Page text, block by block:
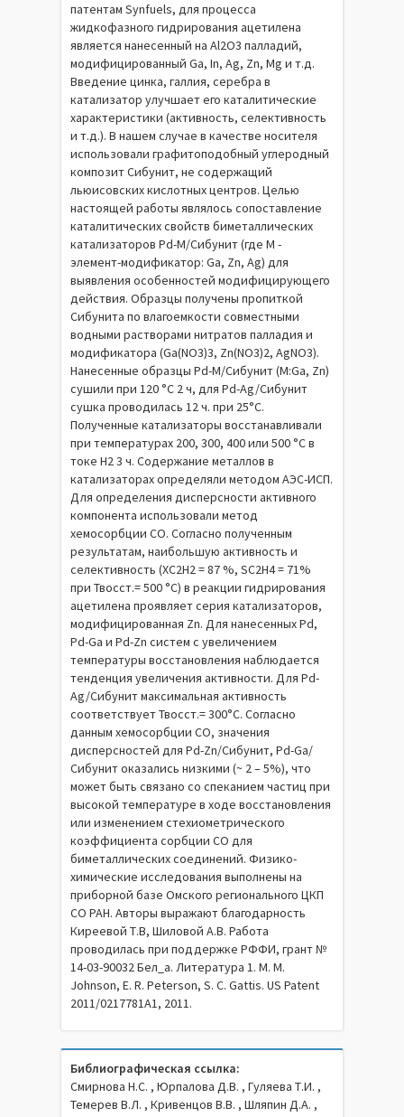
патентам Synfuels, для процесса
жидкофазного гидрирования ацетилена
является нанесенный на Al2O3 палладий,
модифицированный Ga, In, Ag, Zn, Mg и т.д.
Введение цинка, галлия, серебра в
катализатор улучшает его каталитические
характеристики (активность, селективность
и т.д.). В нашем случае в качестве носителя
использовали графитоподобный углеродный
композит Сибунит, не содержащий
льюисовских кислотных центров. Целью
настоящей работы являлось сопоставление
каталитических свойств биметаллических
катализаторов Pd-M/Сибунит (где М -
элемент-модификатор: Ga, Zn, Ag) для
выявления особенностей модифицирующего
действия. Образцы получены пропиткой
Сибунита по влагоемкости совместными
водными растворами нитратов палладия и
модификатора (Ga(NO3)3, Zn(NO3)2, AgNO3).
Нанесенные образцы Pd-M/Сибунит (M:Ga, Zn)
сушили при 120 °С 2 ч, для Pd-Ag/Сибунит
сушка проводилась 12 ч. при 25°С.
Полученные катализаторы восстанавливали
при температурах 200, 300, 400 или 500 °С в
токе H2 3 ч. Содержание металлов в
катализаторах определяли методом АЭС-ИСП.
Для определения дисперсности активного
компонента использовали метод
хемосорбции СО. Согласно полученным
результатам, наибольшую активность и
селективность (XC2H2 = 87 %, SC2H4 = 71%
при Твосст.= 500 °С) в реакции гидрирования
ацетилена проявляет серия катализаторов,
модифицированная Zn. Для нанесенных Pd,
Pd-Ga и Pd-Zn систем с увеличением
температуры восстановления наблюдается
тенденция увеличения активности. Для Pd-
Ag/Сибунит максимальная активность
соответствует Твосст.= 300°С. Согласно
данным хемосорбции СО, значения
дисперсностей для Pd-Zn/Сибунит, Pd-Ga/
Сибунит оказались низкими (~ 2 – 5%), что
может быть связано со спеканием частиц при
высокой температуре в ходе восстановления
или изменением стехиометрического
коэффициента сорбции СО для
биметаллических соединений. Физико-
химические исследования выполнены на
приборной базе Омского регионального ЦКП
СО РАН. Авторы выражают благодарность
Киреевой Т.В, Шиловой А.В. Работа
проводилась при поддержке РФФИ, грант №
14-03-90032 Бел_а. Литература 1. M. M.
Johnson, E. R. Peterson, S. C. Gattis. US Patent
2011/0217781A1, 2011.
Библиографическая ссылка:
Смирнова Н.С. , Юрпалова Д.В. , Гуляева Т.И. ,
Темерев В.Л. , Кривенцов В.В. , Шляпин Д.А. ,